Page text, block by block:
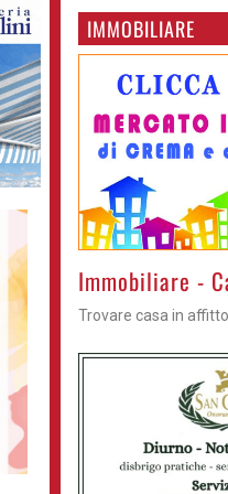
IMMOBILIARE
>Immobiliare -
Trovare casa in